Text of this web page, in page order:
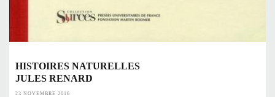
HISTOIRES NATURELLES
JULES RENARD
23 NOVEMBRE 2016